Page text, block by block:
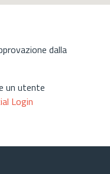
dalla
un utente
Login